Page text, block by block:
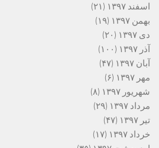
اسفند ۱۳۹۷
(۲۱)
بهمن ۱۳۹۷
(۱۹)
دی ۱۳۹۷
(۲۰)
آذر ۱۳۹۷
(۱۰۰)
آبان ۱۳۹۷
(۴۷)
مهر ۱۳۹۷
(۶)
شهریور ۱۳۹۷
(۸)
مرداد ۱۳۹۷
(۲۹)
تیر ۱۳۹۷
(۴۷)
خرداد ۱۳۹۷
(۱۷)